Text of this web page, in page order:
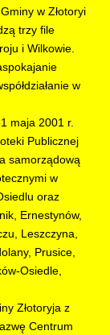
w Złotoryi
trzy file
i Wilkowie.
w
maja 2001 r.
Publicznej
samorządową
w
oraz
Ernestynów,
Leszczyna,
Prusice,
Osiedle,
Złotoryja z
Centrum